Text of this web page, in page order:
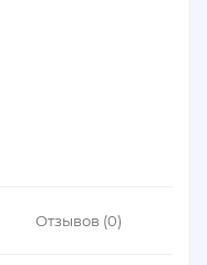
Отзывов (0)